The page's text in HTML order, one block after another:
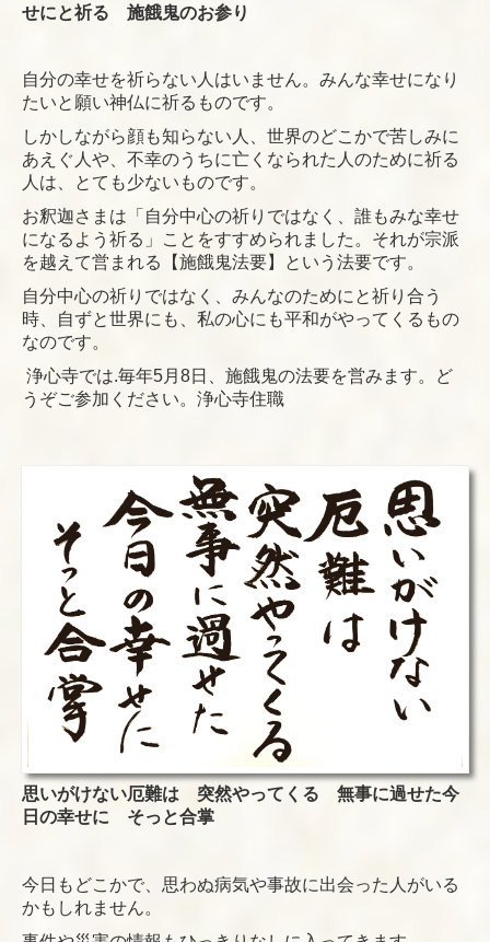
せにと祈る 施餓鬼のお参り
自分の幸せを祈らない人はいません。みんな幸せになり
たいと願い神仏に祈るものです。
しかしながら顔も知らない人、世界のどこかで苦しみに
あえぐ人や、不幸のうちに亡くなられた人のために祈る
人は、とても少ないものです。
お釈迦さまは「自分中心の祈りではなく、誰もみな幸せ
になるよう祈る」ことをすすめられました。それが宗派
を越えて営まれる【施餓鬼法要】という法要です。
自分中心の祈りではなく、みんなのためにと祈り合う
時、自ずと世界にも、私の心にも平和がやってくるもの
なのです。
浄心寺では.毎年5月 8日、施餓鬼の法要を営みます。ど
うぞご参加ください。浄心寺住職
思いがけない厄難は 突然やってくる 無事に過せた今
日の幸せに そっと合掌
今日もどこかで、思わぬ病気や事故に出会った人がいる
かもしれません。